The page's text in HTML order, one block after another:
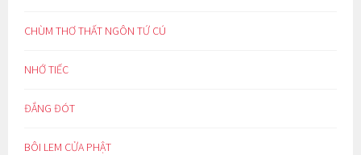
CHÙM THƠ THẤT NGÔN TỨ CÚ
NHỚ TIẾC
ĐẮNG ĐÓT
BÔI LEM CỬA PHẬT